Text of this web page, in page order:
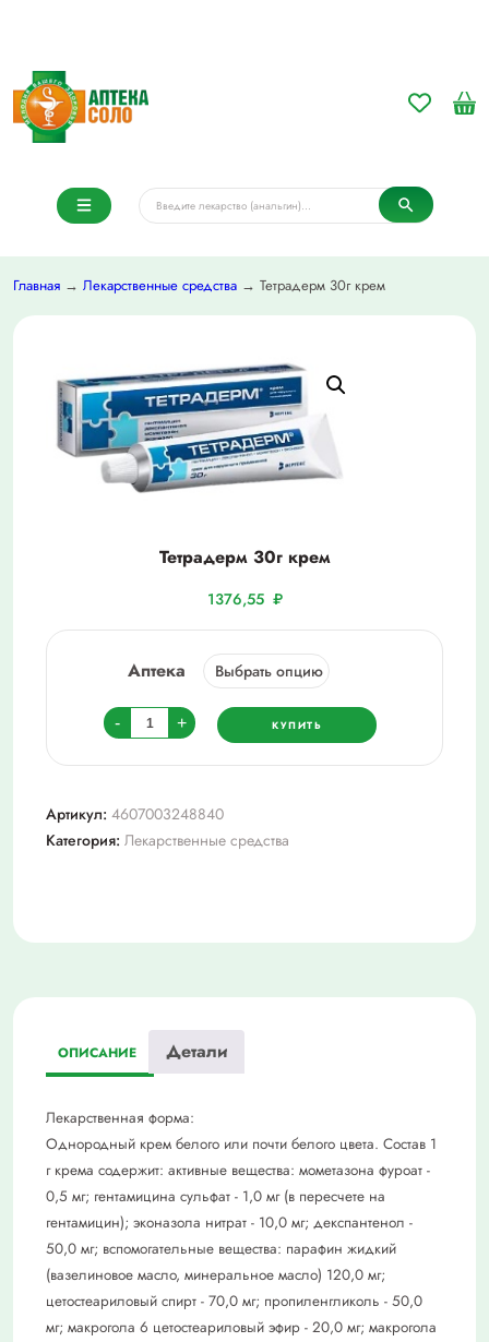
Главная → Лекарственные средства → Тетрадерм 30г крем
Тетрадерм 30г крем
1376,55 ₽
Аптека
-
Количество
товара
Тетрадерм
крем
+ КУПИТЬ
Артикул: 4607003248840
Категория: Лекарственные средства
ОПИСАНИЕ Детали
Лекарственная форма:
Однородный крем белого или почти белого цвета. Состав 1
г крема содержит: активные вещества: мометазона фуроат -
0,5 мг; гентамицина сульфат - 1,0 мг (в пересчете на
гентамицин); эконазола нитрат - 10,0 мг; декспантенол -
50,0 мг; вспомогательные вещества: парафин жидкий
(вазелиновое масло, минеральное масло) 120,0 мг;
цетостеариловый спирт - 70,0 мг; пропиленгликоль - 50,0
мг; макрогола 6 цетостеариловый эфир - 20,0 мг; макрогола